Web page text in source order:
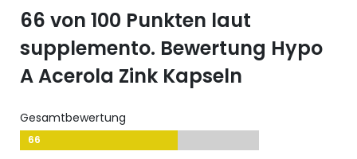
66 von 100 Punkten laut
supplemento. Bewertung Hypo
A Acerola Zink Kapseln
Gesamtbewertung
66